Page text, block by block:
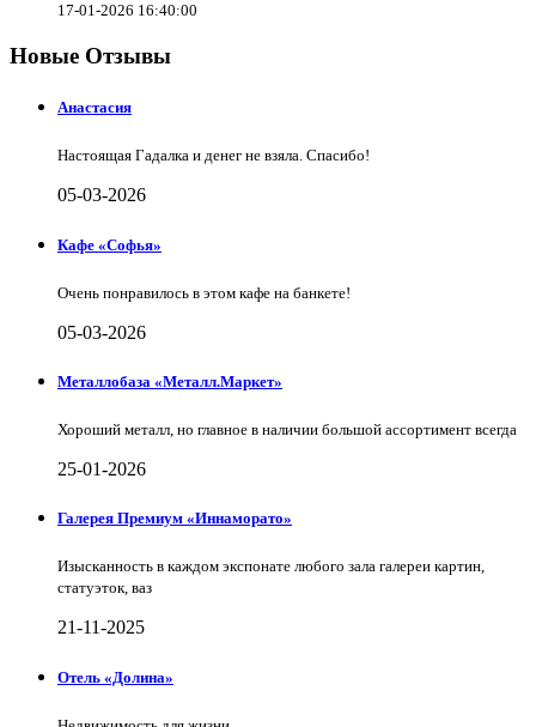
17-01-2026 16:40:00
Новые Отзывы
Анастасия
Настоящая Гадалка и денег не взяла. Спасибо!
05-03-2026
Кафе «Софья»
Очень понравилось в этом кафе на банкете!
05-03-2026
Металлобаза «Металл.Маркет»
Хороший металл, но главное в наличии большой ассортимент всегда
25-01-2026
Галерея Премиум «Иннаморато»
Изысканность в каждом экспонате любого зала галереи картин,
статуэток, ваз
21-11-2025
Отель «Долина»